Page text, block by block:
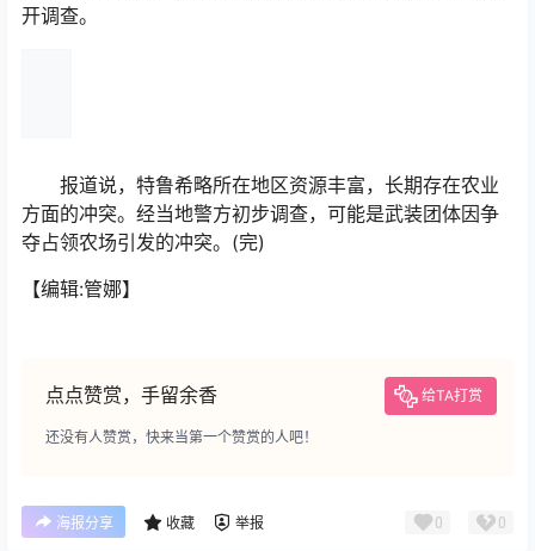
开调查。
报道说，特鲁希略所在地区资源丰富，长期存在农业
方面的冲突。经当地警方初步调查，可能是武装团体因争
夺占领农场引发的冲突。(完)
【编辑:管娜】
点点赞赏，手留余香 给TA打赏
还没有人赞赏，快来当第一个赞赏的人吧！
海报分享 收藏 举报 0 0